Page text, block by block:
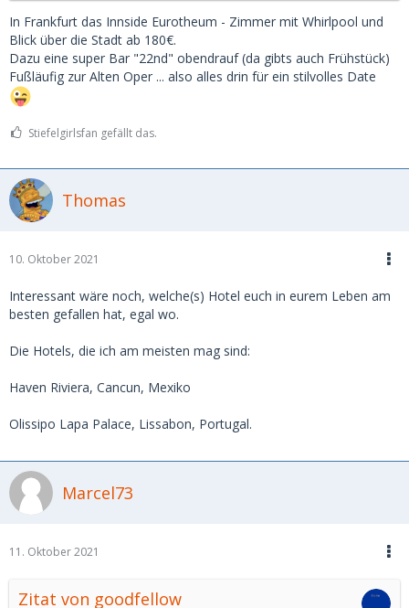
Adina Appartment an der neuen Oper, kleine Suiten mit 2
Zimmern, Mini Balkon, direkt daneben ein Steakhouse und
natürlich die City, Suiten ~ 150 €
H4 Hotel am Rebstock, es gibt dort Familienzimmer, sehr
groß mit Balkon und Blick auf die City im 15ten Stock,
Qualität mittelmässig, aber dafür < 100€
Roomers in der City, Ansprechende Bar und Lounge, sehr
ansprechendes Design , Preis so um die 150€
in der Bar allerdings auch viele Ladies auf der suche nach
sehr günstige Preise
Wochen vorab bucht
In Frankfurt das Innside Eurotheum - Zimmer mit Whirlpool und
Blick über die Stadt ab 180€.
Dazu eine super Bar "22nd" obendrauf (da gibts auch Frühstück)
Fußläufig zur Alten Oper ... also alles drin für ein stilvolles Date
Stiefelgirlsfan gefällt das.
Thomas
10. Oktober 2021
Interessant wäre noch, welche(s) Hotel euch in eurem Leben am
besten gefallen hat, egal wo.
Die Hotels, die ich am meisten mag sind:
Haven Riviera, Cancun, Mexiko
Olissipo Lapa Palace, Lissabon, Portugal.
Marcel73
11. Oktober 2021
Zitat von goodfellow